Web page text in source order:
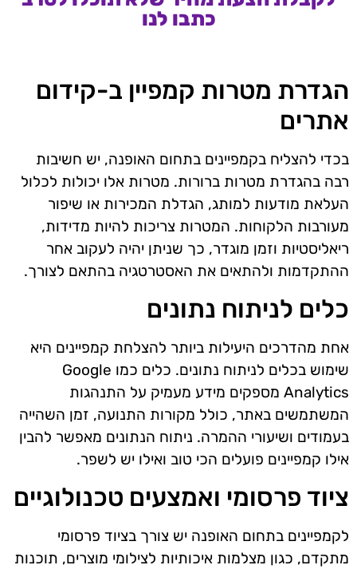
כתבו לנו
הגדרת מטרות קמפיין ב-קידום
אתרים
בכדי להצליח בקמפיינים בתחום האופנה, יש חשיבות
רבה בהגדרת מטרות ברורות. מטרות אלו יכולות לכלול
העלאת מודעות למותג, הגדלת המכירות או שיפור
מעורבות הלקוחות. המטרות צריכות להיות מדידות,
ריאליסטיות וזמן מוגדר, כך שניתן יהיה לעקוב אחר
ההתקדמות ולהתאים את האסטרטגיה בהתאם לצורך.
כלים לניתוח נתונים
אחת מהדרכים היעילות ביותר להצלחת קמפיינים היא
שימוש בכלים לניתוח נתונים. כלים כמו Google
Analytics מספקים מידע מעמיק על התנהגות
המשתמשים באתר, כולל מקורות התנועה, זמן השהייה
בעמודים ושיעורי ההמרה. ניתוח הנתונים מאפשר להבין
אילו קמפיינים פועלים הכי טוב ואילו יש לשפר.
ציוד פרסומי ואמצעים טכנולוגיים
לקמפיינים בתחום האופנה יש צורך בציוד פרסומי
מתקדם, כגון מצלמות איכותיות לצילומי מוצרים, תוכנות